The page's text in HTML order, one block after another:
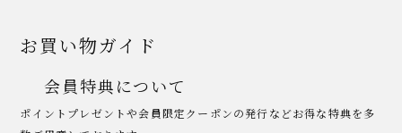
お買い物ガイド
会員特典について
ポイントプレゼントや会員限定クーポンの発行などお得な特典を多